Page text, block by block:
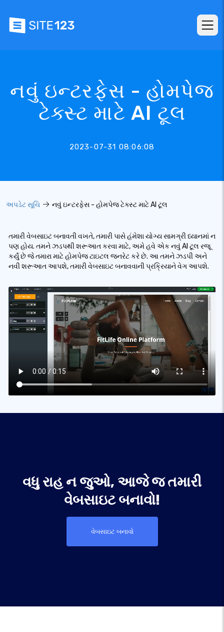
નવું ઇન્ટરફેસ - હોમપેજ
ટેક્સ્ટ માટે AI ટૂલ
2023-07-31 08:06:08
અપડેટ સૂચિ નવું ઇન્ટરફેસ - હોમપેજ ટેક્સ્ટ માટે AI ટૂલ
તમારી વેબસાઇટ બનાવતી વખતે, તમારી પાસે હંમેશા યોગ્ય સામગ્રી ધ્યાનમાં ન
પણ હોય. તમને ઝડપથી શરૂઆત કરવા માટે, અમે હવે એક નવું AI ટૂલ રજૂ
કર્યું છે જે તમારા માટે હોમપેજ ટાઇટલ જનરેટ કરે છે. આ તમને ઝડપી અને
નવી શરૂઆત આપશે, તમારી વેબસાઇટ બનાવવાની પ્રક્રિયાને વેગ આપશે.
વધુ રાહ ન જુઓ, આજે જ તમારી
વેબસાઇટ બનાવો!
વેબસાઇટ બનાવો